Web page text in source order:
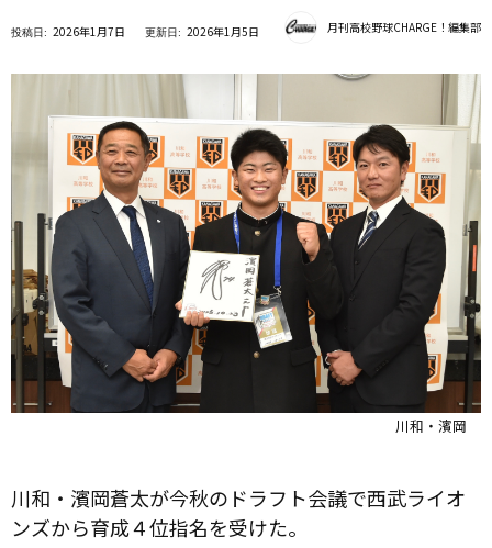
2026年1月7日 2026年1月5日 月刊高校野球CHARGE！編集部
川和・濱岡
川和・濱岡蒼太が今秋のドラフト会議で西武ライオ
ンズから育成４位指名を受けた。